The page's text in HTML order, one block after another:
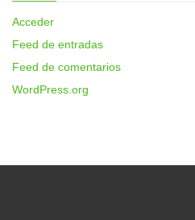
Acceder
Feed de entradas
Feed de comentarios
WordPress.org